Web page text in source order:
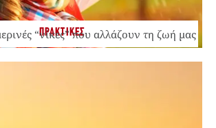
ΠΡΑΚΤΙΚΕΣ
“νίκες” που αλλάζουν τη ζωή μας